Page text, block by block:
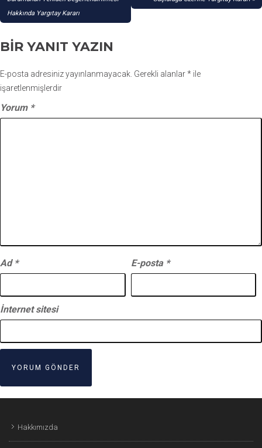
Hakkında Yargıtay Kararı
BIR YANIT YAZIN
E-posta adresiniz yayınlanmayacak. Gerekli alanlar* ile
işaretlenmişlerdir
Yorum *
Ad * E-posta *
İnternet sitesi
Hakkımızda